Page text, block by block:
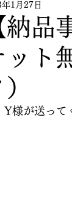
おしらせ
収納家
変形テーブ
納品
ット
1月27日
Y様が送って